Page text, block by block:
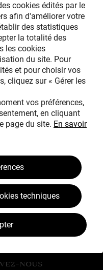
de
NOUS
cookies édités par le
afin d'améliorer votre
des statistiques
la totalité des
les cookies
du site. Pour
et pour choisir vos
cliquez sur « Gérer les
vos préférences,
en cliquant
page du site. En savoir
techniques